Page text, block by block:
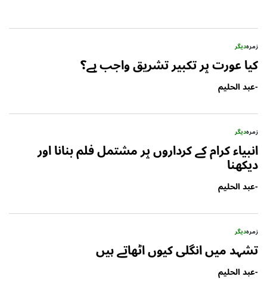
زمرہدیگر
کیا عورت پر تکبیر تشریق واجب ہے؟
-عبد الحلیم
زمرہدیگر
انبیاء کرام کے کرداروں پر مشتمل فلم بنانا اور
دیکھنا
-عبد الحلیم
زمرہدیگر
تشہد میں انگلی کیوں اٹھاتے ہیں
-عبد الحلیم